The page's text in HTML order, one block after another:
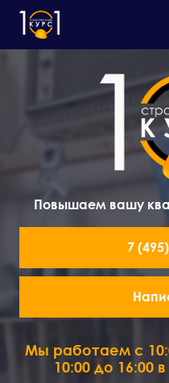
Повышаем вашу
7
Мы работаем с
10:00 до 16:00